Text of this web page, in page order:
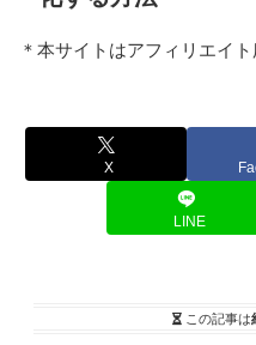
＊本サイトはアフィリエイ
X
LINE
この記事は